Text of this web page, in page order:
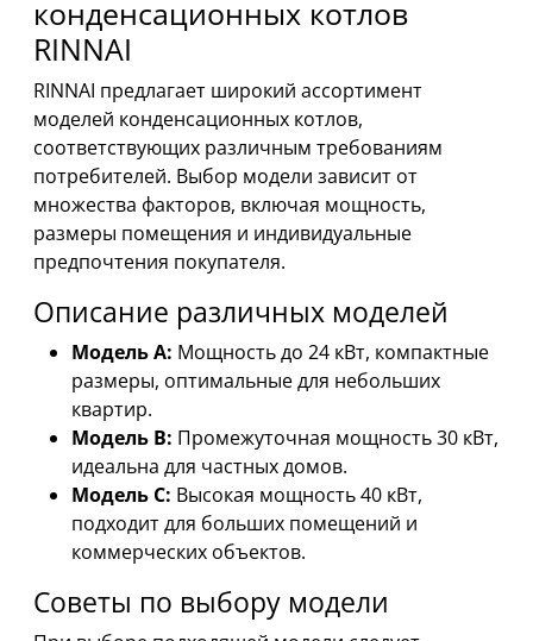
конденсационных котлов
RINNAI
RINNAI предлагает широкий ассортимент
моделей конденсационных котлов,
соответствующих различным требованиям
потребителей. Выбор модели зависит от
множества факторов, включая мощность,
размеры помещения и индивидуальные
предпочтения покупателя.
Описание различных моделей
Модель A: Мощность до 24 кВт, компактные
размеры, оптимальные для небольших
квартир.
Модель B: Промежуточная мощность 30 кВт,
идеальна для частных домов.
Модель C: Высокая мощность 40 кВт,
подходит для больших помещений и
коммерческих объектов.
Советы по выбору модели